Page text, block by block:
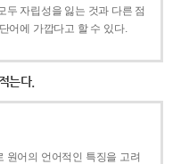
두 자립성을 잃는 것과 다른 점
어에 가깝다고 할 수 있다.
는다.
원어의 언어적인 특징을 고려